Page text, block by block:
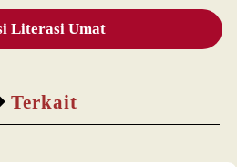
Terkait
Literasi Umat